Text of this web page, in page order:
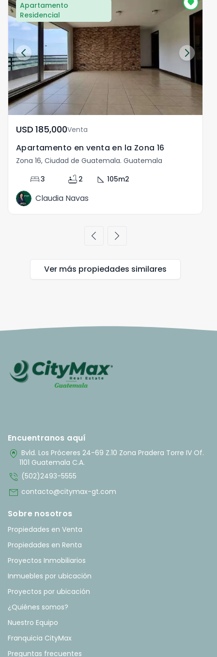
Apartamento
Residencial
USD	185,000Venta
Apartamento en venta en la Zona 16
Zona 16, Ciudad de Guatemala. Guatemala
bed3 bathtub 2 square_foot 105m2
Claudia Navas
chevron_left chevron_right
Ver más propiedades similares
Encuentranos aquí
home_pin Bvld. Los Próceres 24-69 Z.10 Zona Pradera Torre IV Of.
1101 Guatemala C.A.
phone_in_talk (502)2493-5555
mail contacto@citymax-gt.com
Sobre nosotros
Propiedades en Venta
Propiedades en Renta
Proyectos Inmobiliarios
Inmuebles por ubicación
Proyectos por ubicación
¿Quiénes somos?
Nuestro Equipo
Franquicia CityMax
Preguntas frecuentes